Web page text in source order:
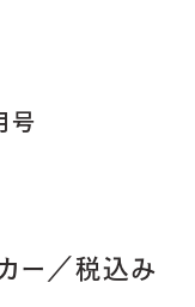
号
ー／税込み